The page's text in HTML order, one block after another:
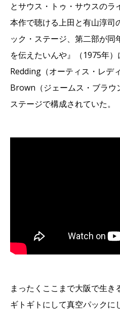
とサウス・トゥ・サウスの
本作で聴ける上田と有山淳司
ック・ステージ、第二部が
を伝えたいんや』（1975年
Redding（オーティス・レデ
Brown（ジェームス・ブラウ
ステージで構成されていた。
まったくここまで大阪で生
ギトギトにして真空パックに